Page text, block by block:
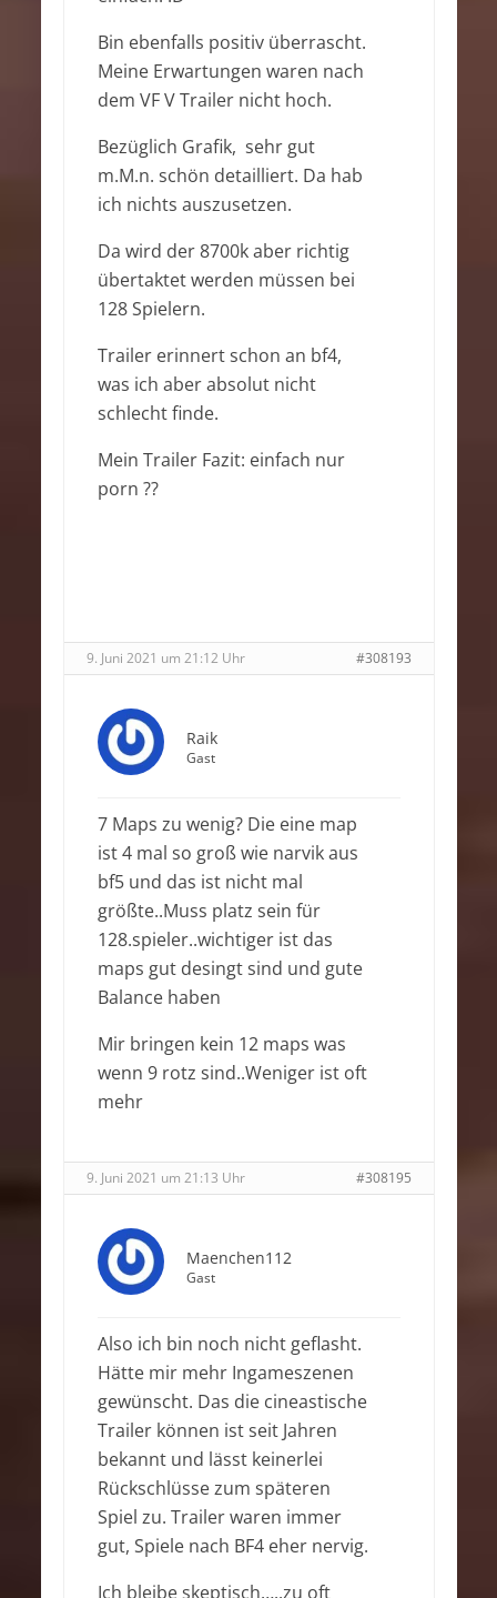
Bin ebenfalls positiv überrascht.
Meine Erwartungen waren nach
dem VF V Trailer nicht hoch.
Bezüglich Grafik, sehr gut
m.M.n. schön detailliert. Da hab
ich nichts auszusetzen.
Da wird der 8700k aber richtig
übertaktet werden müssen bei
128 Spielern.
Trailer erinnert schon an bf4,
was ich aber absolut nicht
schlecht finde.
Mein Trailer Fazit: einfach nur
porn ??
9. Juni 2021 um 21:12 Uhr #308193
Raik
Gast
7 Maps zu wenig? Die eine map
ist 4 mal so groß wie narvik aus
bf5 und das ist nicht mal
größte..Muss platz sein für
128.spieler..wichtiger ist das
maps gut desingt sind und gute
Balance haben
Mir bringen kein 12 maps was
wenn 9 rotz sind..Weniger ist oft
mehr
9. Juni 2021 um 21:13 Uhr #308195
Maenchen112
Gast
Also ich bin noch nicht geflasht.
Hätte mir mehr Ingameszenen
gewünscht. Das die cineastische
Trailer können ist seit Jahren
bekannt und lässt keinerlei
Rückschlüsse zum späteren
Spiel zu. Trailer waren immer
gut, Spiele nach BF4 eher nervig.
Ich bleibe skeptisch…..zu oft